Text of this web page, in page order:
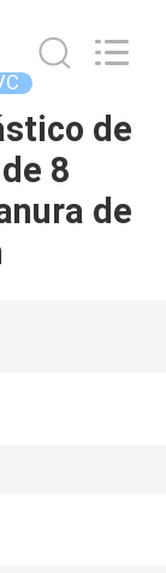
de
8
de